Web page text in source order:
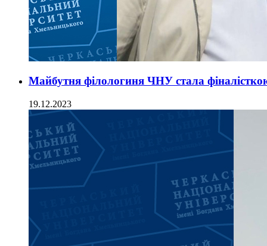
Майбутня філологиня ЧНУ стала
19.12.2023